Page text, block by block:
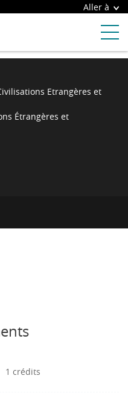
Aller à
Etrangères et
Étrangères et
1 crédits